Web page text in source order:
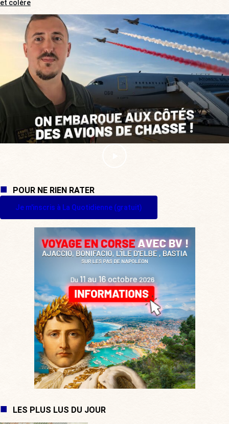
et colère
POUR NE RIEN RATER
Je m'inscris à La Quotidienne (gratuit)
LES PLUS LUS DU JOUR